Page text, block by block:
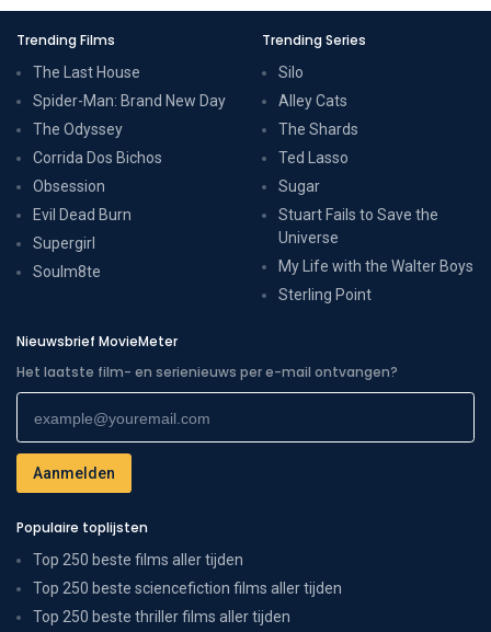
Trending Films
The Last House
Spider-Man: Brand New Day
The Odyssey
Corrida Dos Bichos
Obsession
Evil Dead Burn
Supergirl
Soulm8te
Trending Series
Silo
Alley Cats
The Shards
Ted Lasso
Sugar
Stuart Fails to Save the
Universe
My Life with the Walter Boys
Sterling Point
Nieuwsbrief MovieMeter
Het laatste film- en serienieuws per e-mail ontvangen?
Populaire toplijsten
Top 250 beste films aller tijden
Top 250 beste sciencefiction films aller tijden
Top 250 beste thriller films aller tijden